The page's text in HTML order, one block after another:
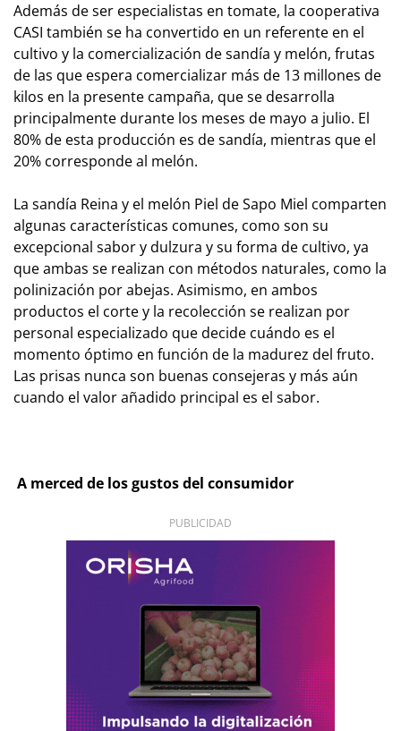
Además de ser especialistas en tomate, la cooperativa
CASI también se ha convertido en un referente en el
cultivo y la comercialización de sandía y melón, frutas
de las que espera comercializar más de 13 millones de
kilos en la presente campaña, que se desarrolla
principalmente durante los meses de mayo a julio. El
80% de esta producción es de sandía, mientras que el
20% corresponde al melón.
La sandía Reina y el melón Piel de Sapo Miel comparten
algunas características comunes, como son su
excepcional sabor y dulzura y su forma de cultivo, ya
que ambas se realizan con métodos naturales, como la
polinización por abejas. Asimismo, en ambos
productos el corte y la recolección se realizan por
personal especializado que decide cuándo es el
momento óptimo en función de la madurez del fruto.
Las prisas nunca son buenas consejeras y más aún
cuando el valor añadido principal es el sabor.
A merced de los gustos del consumidor
PUBLICIDAD